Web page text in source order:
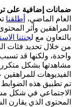
ضمانات إضافية على
العام الماضي، أطلقنا
المراهقين وأثر
بالتعاون مع لجنتنا
من خلال تحديد فئات
واحدة، ولكنها قد
مشاهدتها بشكل
الفيديوهات
تم تطبيق هذه الضوابط
الاجتماعي في شكل
المحتوى الذي يقارن